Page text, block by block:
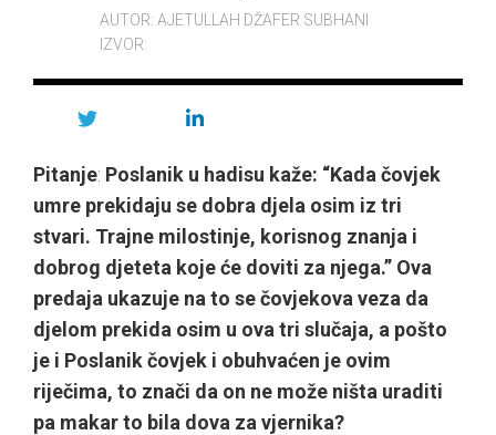
AUTOR: AJETULLAH DŽAFER SUBHANI
IZVOR:
Pitanje: Poslanik u hadisu kaže: “Kada čovjek
umre prekidaju se dobra djela osim iz tri
stvari. Trajne milostinje, korisnog znanja i
dobrog djeteta koje će doviti za njega.” Ova
predaja ukazuje na to se čovjekova veza da
djelom prekida osim u ova tri slučaja, a pošto
je i Poslanik čovjek i obuhvaćen je ovim
riječima, to znači da on ne može ništa uraditi
pa makar to bila dova za vjernika?